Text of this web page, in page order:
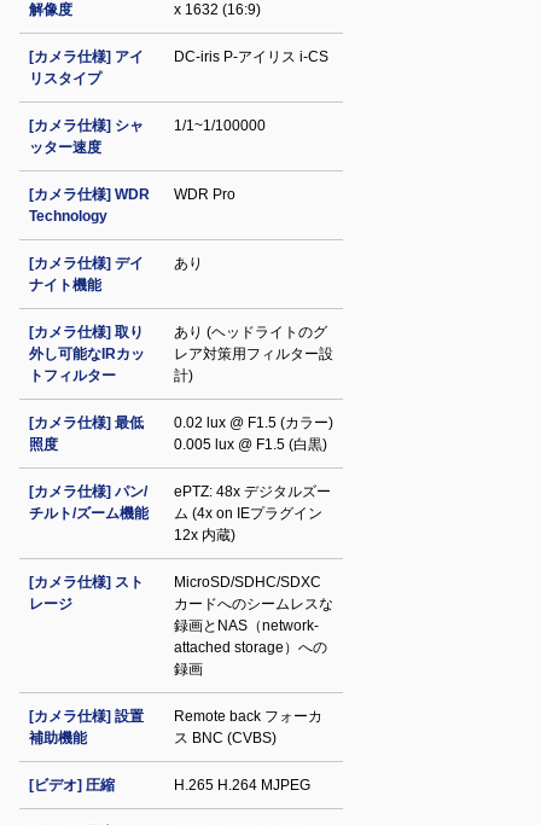
解像度
x 1632 (16:9)
[カメラ仕様] アイ
リスタイプ
DC-iris P-アイリス i-CS
[カメラ仕様] シャ
ッター速度
1/1~1/100000
[カメラ仕様] WDR
Technology
WDR Pro
[カメラ仕様] デイ
ナイト機能
あり
[カメラ仕様] 取り
外し可能なIRカッ
トフィルター
あり (ヘッドライトのグ
レア対策用フィルター設
計)
[カメラ仕様] 最低
照度
0.02 lux @ F1.5 (カラー)
0.005 lux @ F1.5 (白黒)
[カメラ仕様] パン/
チルト/ズーム機能
ePTZ: 48x デジタルズー
ム (4x on IEプラグイン
12x 内蔵)
[カメラ仕様] スト
レージ
MicroSD/SDHC/SDXC
カードへのシームレスな
録画とNAS（network-
attached storage）への
録画
[カメラ仕様] 設置
補助機能
Remote back フォーカ
ス BNC (CVBS)
[ビデオ] 圧縮 H.265 H.264 MJPEG